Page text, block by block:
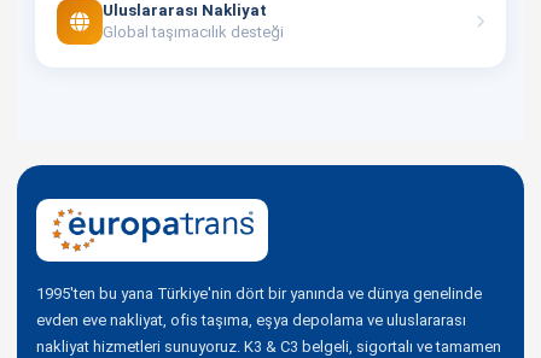
Uluslararası Nakliyat
Global taşımacılık desteği
1995'ten bu yana Türkiye'nin dört bir yanında ve dünya genelinde
evden eve nakliyat, ofis taşıma, eşya depolama ve uluslararası
nakliyat hizmetleri sunuyoruz. K3 & C3 belgeli, sigortalı ve tamamen